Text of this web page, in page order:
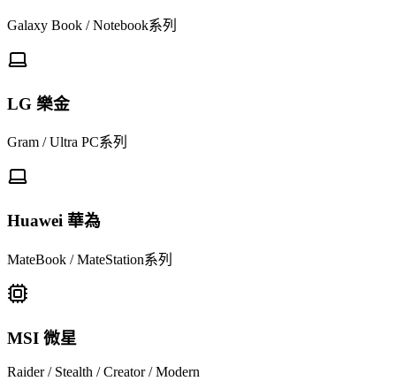
Galaxy Book / Notebook系列
LG 樂金
Gram / Ultra PC系列
Huawei 華為
MateBook / MateStation系列
MSI 微星
Raider / Stealth / Creator / Modern